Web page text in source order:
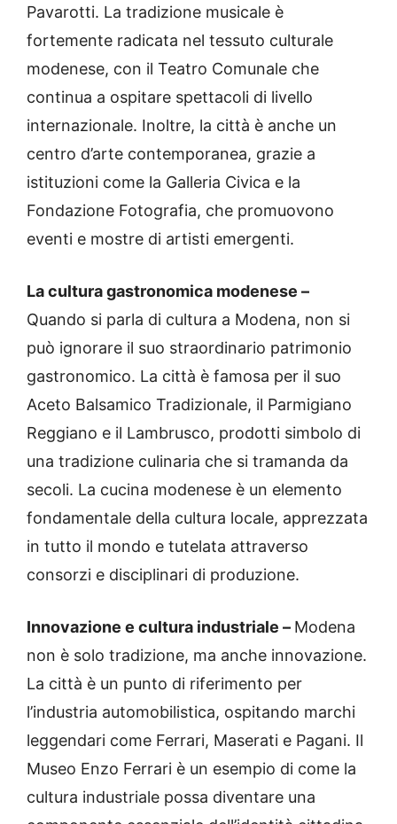
Pavarotti. La tradizione musicale è
fortemente radicata nel tessuto culturale
modenese, con il Teatro Comunale che
continua a ospitare spettacoli di livello
internazionale. Inoltre, la città è anche un
centro d’arte contemporanea, grazie a
istituzioni come la Galleria Civica e la
Fondazione Fotografia, che promuovono
eventi e mostre di artisti emergenti.
La cultura gastronomica modenese –
Quando si parla di cultura a Modena, non si
può ignorare il suo straordinario patrimonio
gastronomico. La città è famosa per il suo
Aceto Balsamico Tradizionale, il Parmigiano
Reggiano e il Lambrusco, prodotti simbolo di
una tradizione culinaria che si tramanda da
secoli. La cucina modenese è un elemento
fondamentale della cultura locale, apprezzata
in tutto il mondo e tutelata attraverso
consorzi e disciplinari di produzione.
Innovazione e cultura industriale – Modena
non è solo tradizione, ma anche innovazione.
La città è un punto di riferimento per
l’industria automobilistica, ospitando marchi
leggendari come Ferrari, Maserati e Pagani. Il
Museo Enzo Ferrari è un esempio di come la
cultura industriale possa diventare una